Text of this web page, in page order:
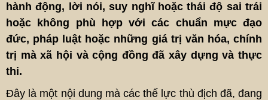
hành động, lời nói, suy nghĩ hoặc thái độ sai trái
hoặc không phù hợp với các chuẩn mực đạo
đức, pháp luật hoặc những giá trị văn hóa, chính
trị mà xã hội và cộng đồng đã xây dựng và thực
thi.
Đây là một nội dung mà các thế lực thù địch đã, đang